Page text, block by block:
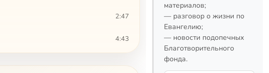
2:47
4:43
материалов;
— разговор о жизни по
Евангелию;
— новости подопечных
Благотворительного
фонда.